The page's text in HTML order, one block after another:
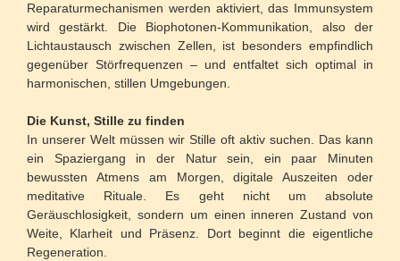
Reparaturmechanismen werden aktiviert, das Immunsystem
wird gestärkt. Die Biophotonen-Kommunikation, also der
Lichtaustausch zwischen Zellen, ist besonders empfindlich
gegenüber Störfrequenzen – und entfaltet sich optimal in
harmonischen, stillen Umgebungen.
Die Kunst, Stille zu finden
In unserer Welt müssen wir Stille oft aktiv suchen. Das kann
ein Spaziergang in der Natur sein, ein paar Minuten
bewussten Atmens am Morgen, digitale Auszeiten oder
meditative Rituale. Es geht nicht um absolute
Geräuschlosigkeit, sondern um einen inneren Zustand von
Weite, Klarheit und Präsenz. Dort beginnt die eigentliche
Regeneration.